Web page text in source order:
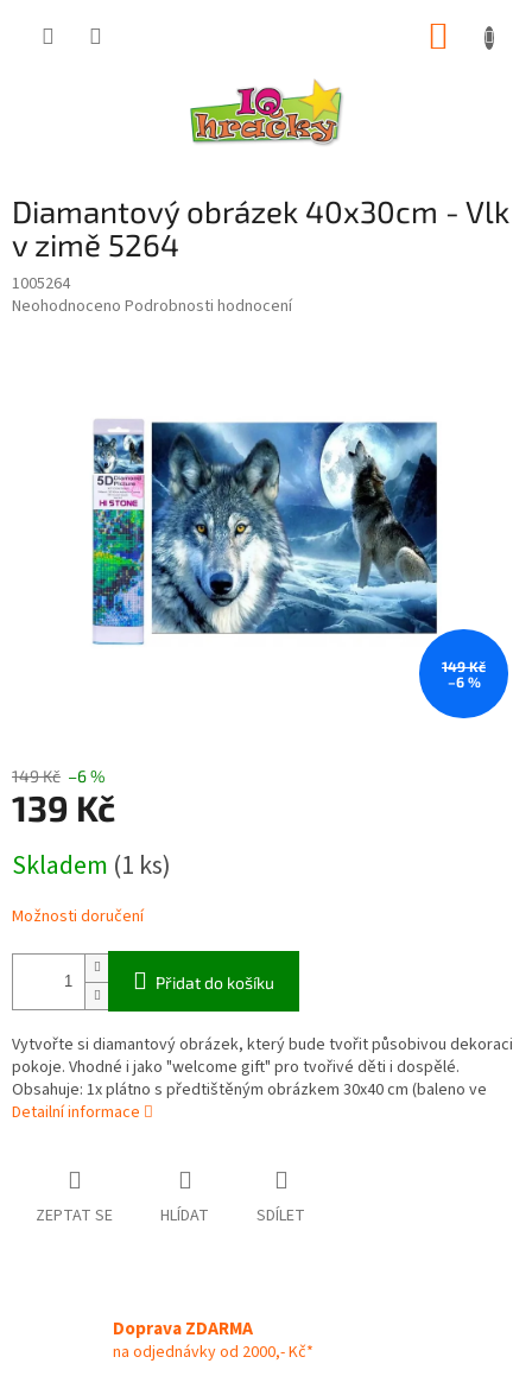
Diamantový obrázek 40x30cm - Vlk
v zimě 5264
1005264
Průměrné
Neohodnoceno Podrobnosti hodnocení
149 Kč
–6 %
149 Kč –6 %
139 Kč
cena:
Skladem (1 ks)
Možnosti doručení
Přidat do košíku
Vytvořte si diamantový obrázek, který bude tvořit působivou dekoraci
pokoje. Vhodné i jako "welcome gift" pro tvořivé děti i dospělé.
Obsahuje: 1x plátno s předtištěným obrázkem 30x40 cm (baleno ve
Detailní informace
ZEPTAT SE HLÍDAT SDÍLET
Doprava ZDARMA
na odjednávky od 2000,- Kč*